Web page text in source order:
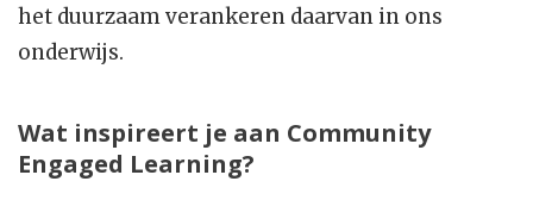
het duurzaam verankeren daarvan in ons
onderwijs.
Wat inspireert je aan Community
Engaged Learning?